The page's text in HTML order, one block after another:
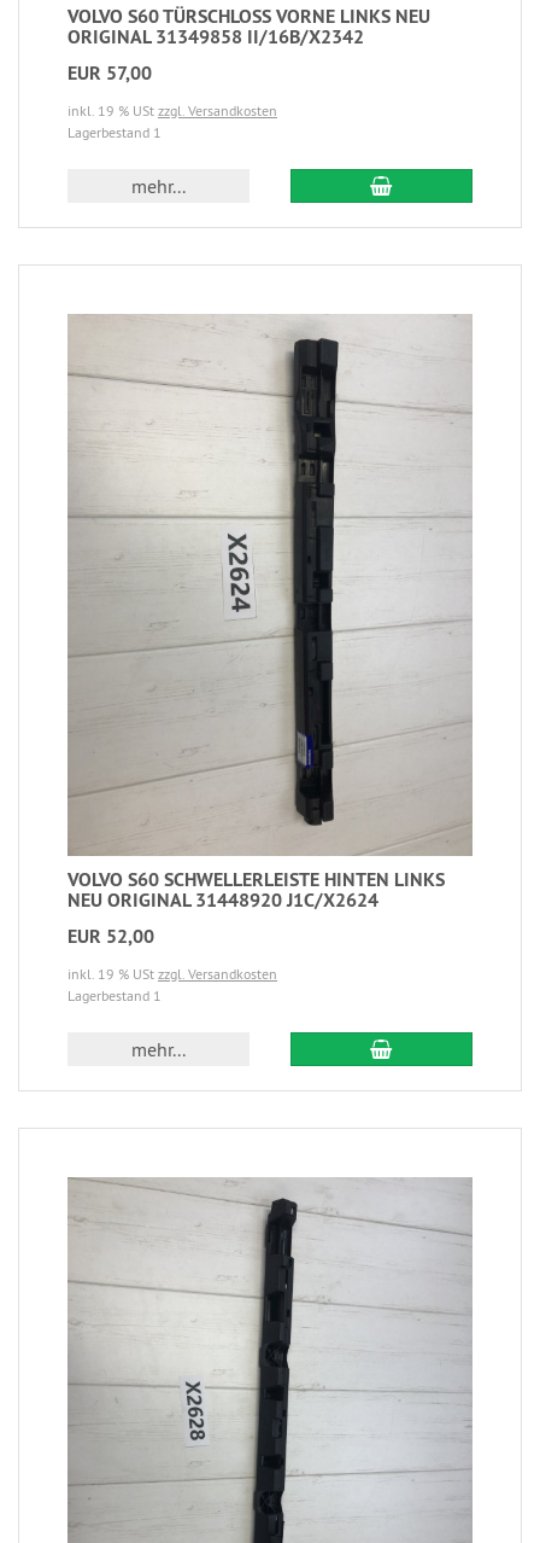
VOLVO S60 TÜRSCHLOSS VORNE LINKS NEU
ORIGINAL 31349858 II/16B/X2342
EUR 57,00
inkl. 19 % USt zzgl. Versandkosten
Lagerbestand 1
mehr...
VOLVO S60 SCHWELLERLEISTE HINTEN LINKS
NEU ORIGINAL 31448920 J1C/X2624
EUR 52,00
inkl. 19 % USt zzgl. Versandkosten
Lagerbestand 1
mehr...